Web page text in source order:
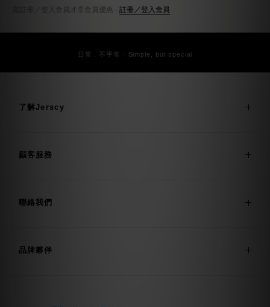
需註冊／登入會員才享會員優惠 · 註冊／登入會員
日常，不平常 · Simple, but special
了解Jerscy
顧客服務
聯絡我們
品牌夥伴